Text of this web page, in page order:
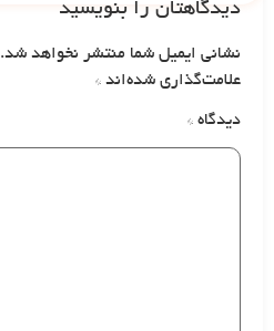
دیدگاهتان را بنویسید
نشانی ایمیل شما منتشر نخواهد شد.
علامت‌گذاری شده‌اند *
دیدگاه *